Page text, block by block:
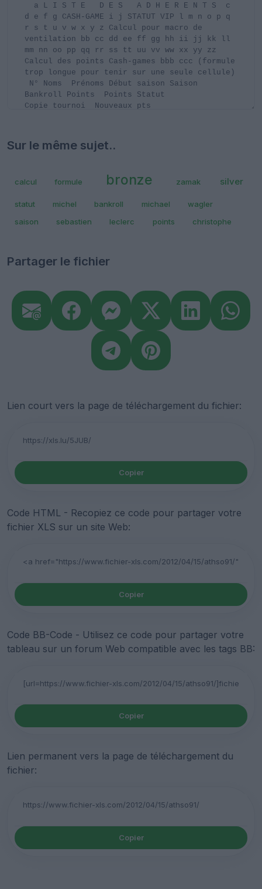
Sur le même sujet..
calcul formule bronze zamak silver
statut michel bankroll michael
wagler
saison
sebastien leclerc points christophe
Partager le fichier
Lien court vers la page de téléchargement du fichier:
Copier
Code HTML - Recopiez ce code pour partager votre
fichier XLS sur un site Web:
Copier
Code BB-Code - Utilisez ce code pour partager votre
tableau sur un forum Web compatible avec les tags BB:
Copier
Lien permanent vers la page de téléchargement du
fichier:
Copier